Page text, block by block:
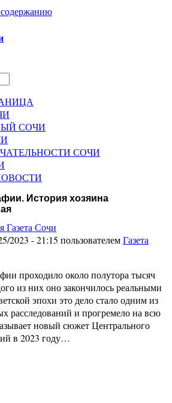
СОЧИ
СОЧИ
История хозяина
2023 - 21:15 пользователемГазета
проходило около полутора тысяч
из них оно закончилось реальными
эпохи это дело стало одним из
расследований и прогремело на всю
новый сюжет Центрального
в 2023 году…